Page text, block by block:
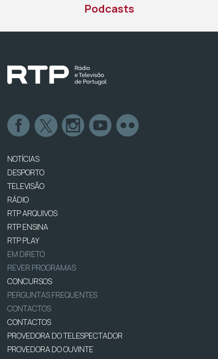
Podcasts
NOTÍCIAS
DESPORTO
TELEVISÃO
RÁDIO
RTP ARQUIVOS
RTP ENSINA
RTP PLAY
EM DIRETO
REVER PROGRAMAS
CONCURSOS
PERGUNTAS FREQUENTES
CONTACTOS
CONTACTOS
PROVEDORA DO TELESPECTADOR
PROVEDORA DO OUVINTE